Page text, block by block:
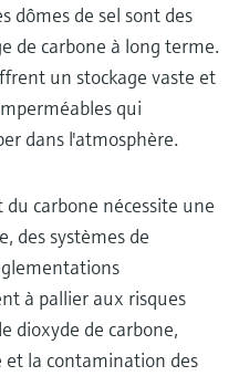
dômes de sel sont des
de carbone à long terme.
un stockage vaste et
qui
dans l'atmosphère.
carbone nécessite une
des systèmes de
à pallier aux risques
dioxyde de carbone,
la contamination des